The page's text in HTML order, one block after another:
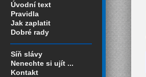
Úvodní text
Pravidla
Jak zaplatit
Dobré rady
Síň slávy
Nenechte si ujít ...
Kontakt